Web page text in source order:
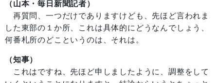
（山本・毎日新聞記者）
再質問、一つだけでありますけども、先ほど言われま
した東部の１か所、これは具体的にどうなんでしょう、
何番札所のどこというのは、それは。
（知事）
これはですね、先ほど申しましたように、調整をして